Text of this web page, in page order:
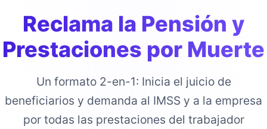
Reclama la Pensión y
Prestaciones por Muerte
Un formato 2-en-1: Inicia el juicio de
beneficiarios y demanda al IMSS y a la empresa
por todas las prestaciones del trabajador